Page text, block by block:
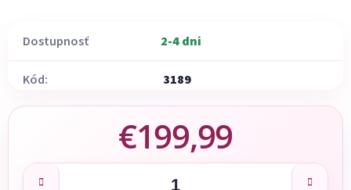
Dostupnosť 2-4 dni
Kód: 3189
€199,99
Jednotková cena: